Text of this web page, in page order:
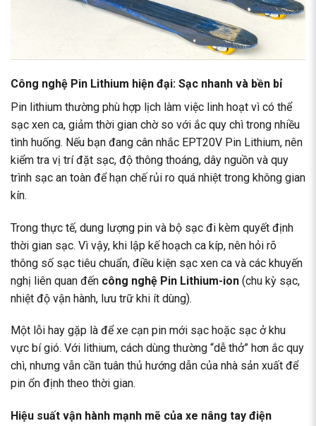
Công nghệ Pin Lithium hiện đại: Sạc nhanh và bền bỉ
Pin lithium thường phù hợp lịch làm việc linh hoạt vì có thể
sạc xen ca, giảm thời gian chờ so với ắc quy chì trong nhiều
tình huống. Nếu bạn đang cân nhắc EPT20V Pin Lithium, nên
kiểm tra vị trí đặt sạc, độ thông thoáng, dây nguồn và quy
trình sạc an toàn để hạn chế rủi ro quá nhiệt trong không gian
kín.
Trong thực tế, dung lượng pin và bộ sạc đi kèm quyết định
thời gian sạc. Vì vậy, khi lập kế hoạch ca kíp, nên hỏi rõ
thông số sạc tiêu chuẩn, điều kiện sạc xen ca và các khuyến
nghị liên quan đến công nghệ Pin Lithium-ion (chu kỳ sạc,
nhiệt độ vận hành, lưu trữ khi ít dùng).
Một lỗi hay gặp là để xe cạn pin mới sạc hoặc sạc ở khu
vực bí gió. Với lithium, cách dùng thường “dễ thở” hơn ắc quy
chì, nhưng vẫn cần tuân thủ hướng dẫn của nhà sản xuất để
pin ổn định theo thời gian.
Hiệu suất vận hành mạnh mẽ của xe nâng tay điện